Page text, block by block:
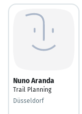
Nuno Aranda
Trail Planning
Düsseldorf